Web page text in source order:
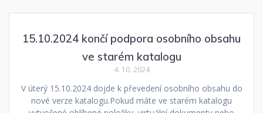
15.10.2024 končí podpora osobního obsahu
ve starém katalogu
4. 10. 2024
V úterý 15.10.2024 dojde k převedení osobního obsahu do
nové verze katalogu.Pokud máte ve starém katalogu